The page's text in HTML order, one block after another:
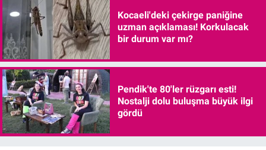
Kocaeli'deki çekirge paniğine
uzman açıklaması! Korkulacak
bir durum var mı?
Pendik'te 80'ler rüzgarı esti!
Nostalji dolu buluşma büyük ilgi
gördü